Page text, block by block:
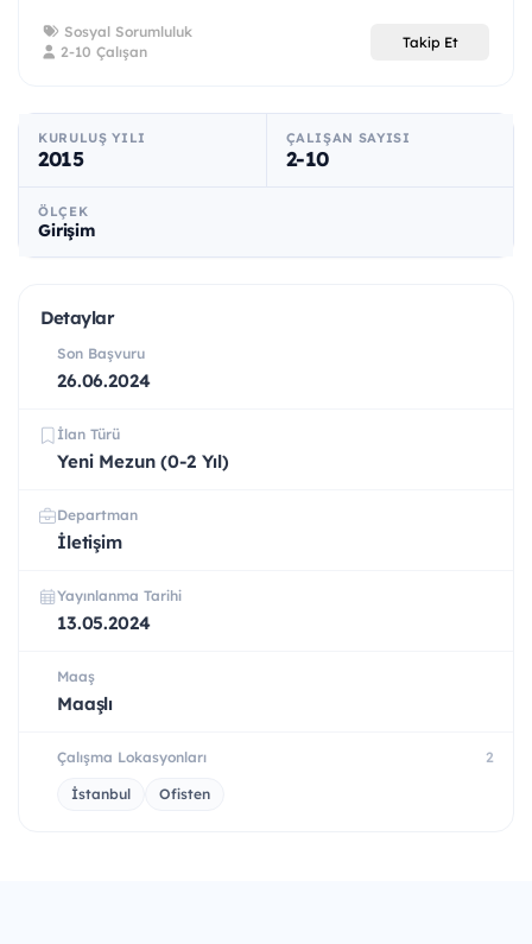
Sosyal Sorumluluk
2-10 Çalışan
Takip Et
KURULUŞ YILI
2015
ÇALIŞAN SAYISI
2-10
ÖLÇEK
Girişim
Detaylar
Son Başvuru
26.06.2024
İlan Türü
Yeni Mezun (0-2 Yıl)
Departman
İletişim
Yayınlanma Tarihi
13.05.2024
Maaş
Maaşlı
Çalışma Lokasyonları 2
İstanbul Ofisten